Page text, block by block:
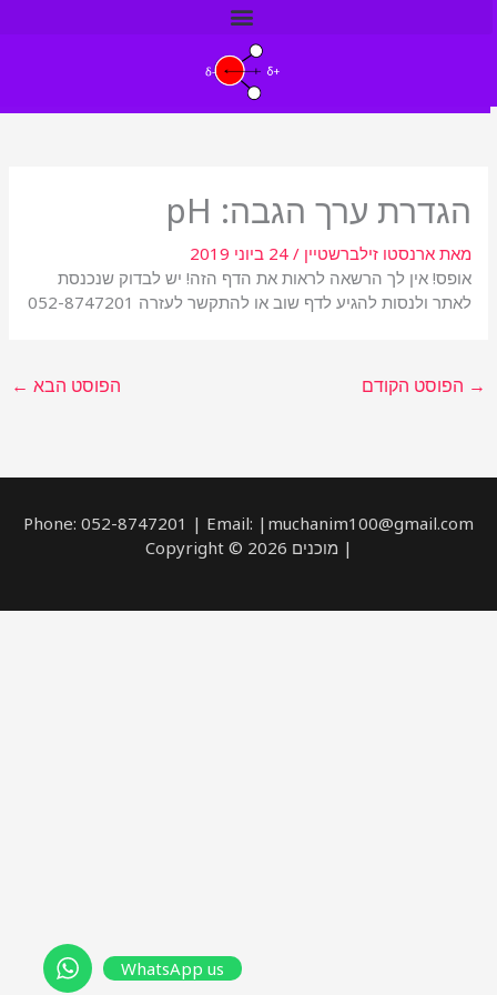
הגדרת ערך הגבה: pH
מאת ארנסטו זילברשטיין / 24 ביוני 2019
אופס! אין לך הרשאה לראות את הדף הזה! יש לבדוק שנכנסת
לאתר ולנסות להגיע לדף שוב או להתקשר לעזרה 052-8747201
→ הפוסט הקודם הפוסט הבא ←
Phone: 052-8747201 | Email: |muchanim100@gmail.com
| מוכנים Copyright © 2026
WhatsApp us